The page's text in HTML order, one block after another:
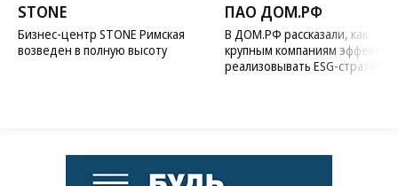
STONE
Бизнес-центр STONE Римская
возведен в полную высоту
ПАО ДОМ.РФ
В ДОМ.РФ рассказали, как
крупным компаниям
реализовывать ESG-стратегию